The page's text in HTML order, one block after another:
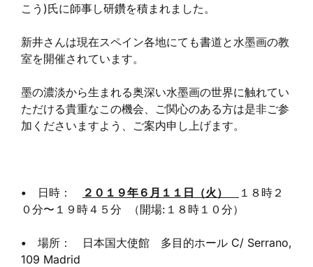
こう)氏に師事し研鑽を積まれました。
新井さんは現在スペイン各地にても書道と水墨画の教
室を開催されています。
墨の濃淡から生まれる奥深い水墨画の世界に触れてい
ただける貴重なこの機会、ご関心のある方は是非ご参
加くださいますよう、ご案内申し上げます。
• 日時： ２０１９年６月１１日（火）
１８時２
０分〜１９時４５分 （開場:１８時１０分）
• 場所： 日本国大使館 多目的ホール C/ Serrano,
109 Madrid